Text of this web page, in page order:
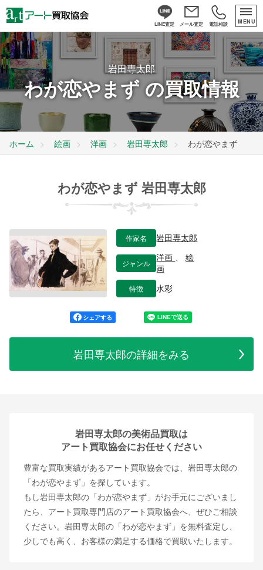
LINE査定 メール査定 電話相談 MENU
岩田専太郎
わが恋やまず の買取情報
ホーム 絵画 洋画 岩田専太郎 わが恋やまず
わが恋やまず 岩田専太郎
作家名 岩田専太郎
ジャンル
洋画 、絵
画
特徴 水彩
シェアする
岩田専太郎の詳細をみる
岩田専太郎の美術品買取は
アート買取協会にお任せください
豊富な買取実績があるアート買取協会では、岩田専太郎の
「わが恋やまず」を探しています。
もし岩田専太郎の「わが恋やまず」がお手元にございまし
たら、アート買取専門店のアート買取協会へ、ぜひご相談
ください。岩田専太郎の「わが恋やまず」を無料査定し、
少しでも高く、お客様の満足する価格で買取いたします。